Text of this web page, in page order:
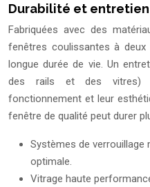
Durabilité et
Fabriquées avec des
fenêtres coulissantes à
longue durée de vie. Un
des rails et des vitres)
fonctionnement et leur
fenêtre de qualité peut durer
Systèmes de
optimale.
Vitrage haute